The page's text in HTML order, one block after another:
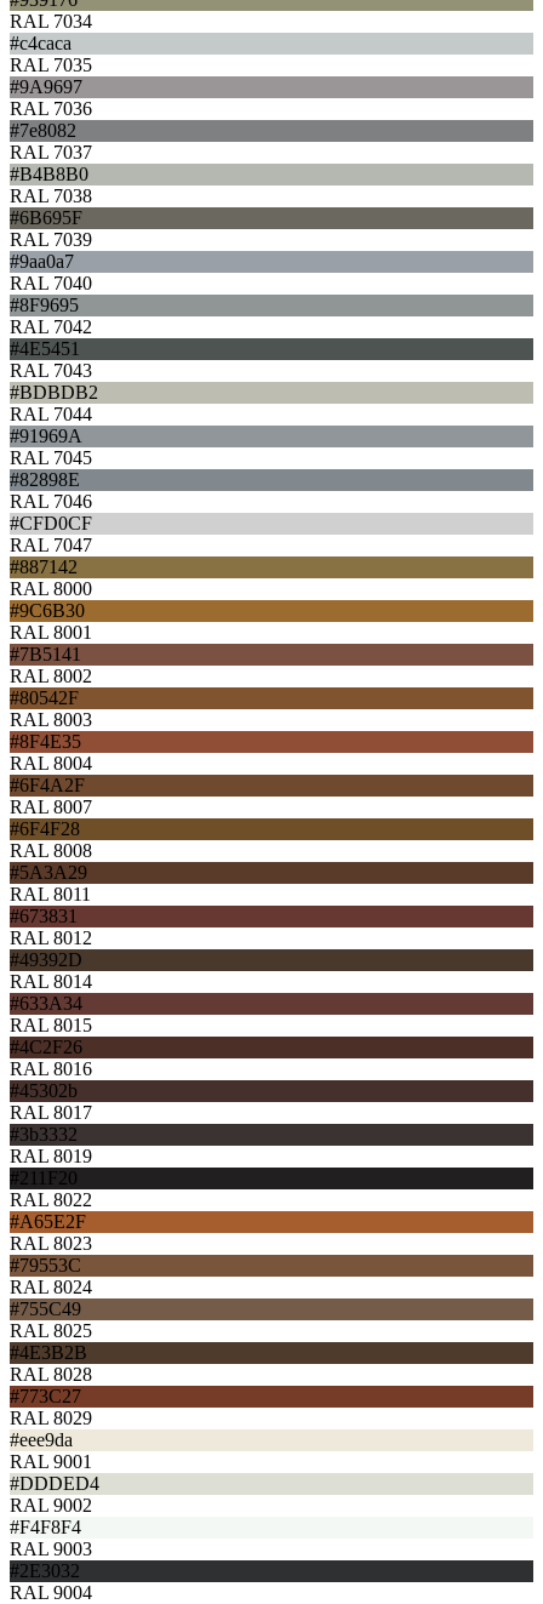
RAL 7034
#c4caca
RAL 7035
#9A9697
RAL 7036
#7e8082
RAL 7037
#B4B8B0
RAL 7038
#6B695F
RAL 7039
#9aa0a7
RAL 7040
#8F9695
RAL 7042
#4E5451
RAL 7043
#BDBDB2
RAL 7044
#91969A
RAL 7045
#82898E
RAL 7046
#CFD0CF
RAL 7047
#887142
RAL 8000
#9C6B30
RAL 8001
#7B5141
RAL 8002
#80542F
RAL 8003
#8F4E35
RAL 8004
#6F4A2F
RAL 8007
#6F4F28
RAL 8008
#5A3A29
RAL 8011
#673831
RAL 8012
#49392D
RAL 8014
#633A34
RAL 8015
#4C2F26
RAL 8016
#45302b
RAL 8017
#3b3332
RAL 8019
#211F20
RAL 8022
#A65E2F
RAL 8023
#79553C
RAL 8024
#755C49
RAL 8025
#4E3B2B
RAL 8028
#773C27
RAL 8029
#eee9da
RAL 9001
#DDDED4
RAL 9002
#F4F8F4
RAL 9003
#2E3032
RAL 9004